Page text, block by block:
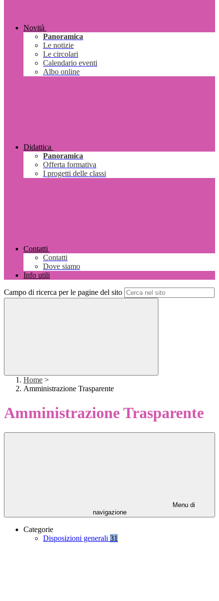
Novità
Panoramica
Le notizie
Le circolari
Calendario eventi
Albo online
Didattica
Panoramica
Offerta formativa
I progetti delle classi
Contatti
Contatti
Dove siamo
Info utili
Campo di ricerca per le pagine del sito
Home >
Amministrazione Trasparente
Amministrazione Trasparente
Menu di
navigazione
Categorie
Disposizioni generali 31